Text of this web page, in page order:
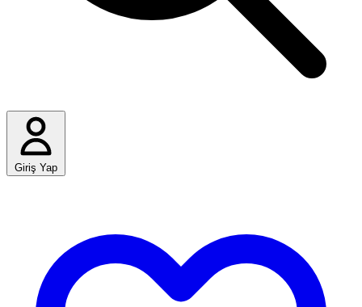
Giriş Yap